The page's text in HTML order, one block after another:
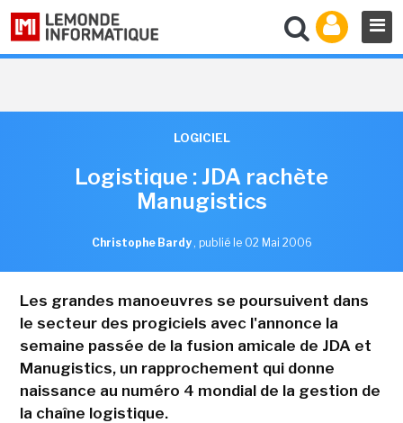
LOGICIEL
Logistique : JDA rachète
Manugistics
Christophe Bardy , publié le 02 Mai 2006
Les grandes manoeuvres se poursuivent dans
le secteur des progiciels avec l'annonce la
semaine passée de la fusion amicale de JDA et
Manugistics, un rapprochement qui donne
naissance au numéro 4 mondial de la gestion de
la chaîne logistique.